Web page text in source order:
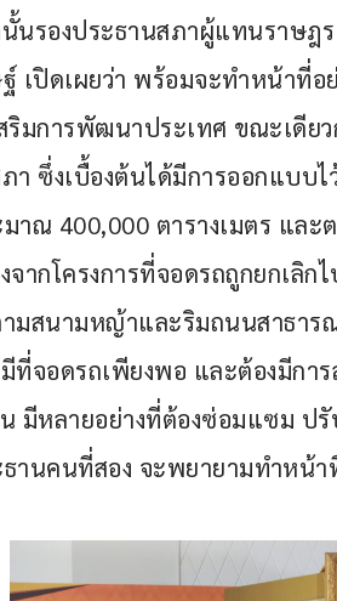
นรองประธานสภาผู้แทนราษฎ
เปิดเผยว่า พร้อมจะทำหน้าที่
ริมการพัฒนาประเทศ ขณะเดี
า ซึ่งเบื้องต้นได้มีการออกแบบ
าณ 400,000 ตารางเมตร แล
จากโครงการที่จอดรถถูกยกเลิ
มสนามหญ้าและริมถนนสาธาร
ที่จอดรถเพียงพอ และต้องมีกา
น มีหลายอย่างที่ต้องซ่อมแซม ป
านคนที่สอง จะพยายามทำหน้